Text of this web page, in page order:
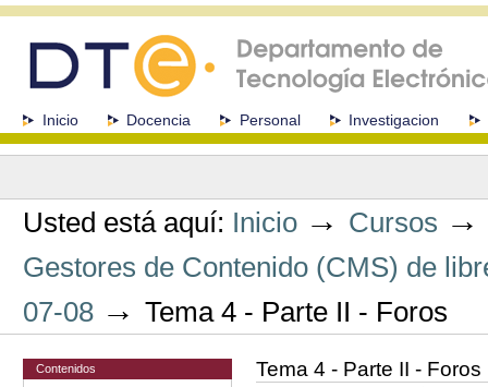
navegación
SeccionesInicio Docencia Personal Investigacion
Herramientas
Usted está aquí: Inicio → Cursos
Gestores de Contenido (CMS) de
07-08 →Tema 4 - Parte II - Foros
Contenidos Tema 4 - Parte II - Foros